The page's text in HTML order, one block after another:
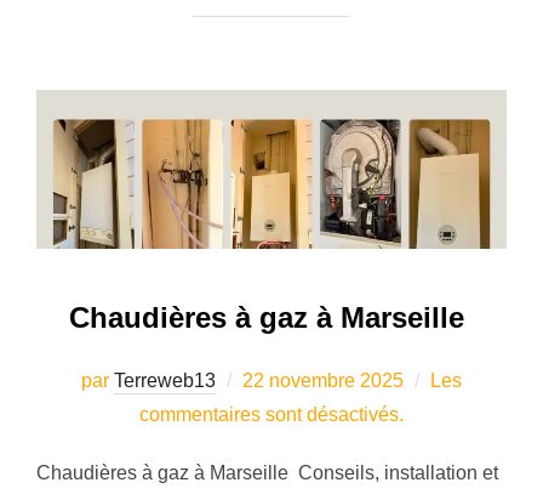
Chaudières à gaz à Marseille
par Terreweb13
Publié
le
22 novembre 2025
Les
commentaires sont désactivés.
Chaudières à gaz à Marseille Conseils, installation et